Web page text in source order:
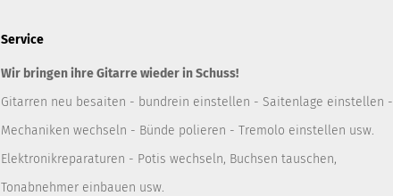
Service
Wir bringen ihre Gitarre wieder in Schuss!
Gitarren neu besaiten - bundrein einstellen - Saitenlage einstellen -
Mechaniken wechseln - Bünde polieren - Tremolo einstellen usw.
Elektronikreparaturen - Potis wechseln, Buchsen tauschen,
Tonabnehmer einbauen usw.